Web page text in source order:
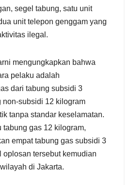
segel tabung, satu unit
unit telepon genggam yang
ilegal.
mengungkapkan bahwa
pelaku adalah
dari tabung subsidi 3
non-subsidi 12 kilogram
tanpa standar keselamatan.
tabung gas 12 kilogram,
empat tabung gas subsidi 3
oplosan tersebut kemudian
di Jakarta.